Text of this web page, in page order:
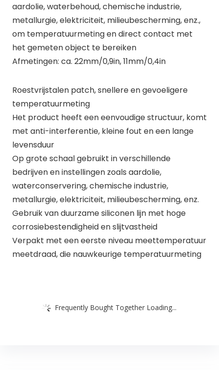
aardolie, waterbehoud, chemische industrie,
metallurgie, elektriciteit, milieubescherming, enz.,
om temperatuurmeting en direct contact met
het gemeten object te bereiken
Afmetingen: ca. 22mm/0,9in, 11mm/0,4in
Roestvrijstalen patch, snellere en gevoeligere
temperatuurmeting
Het product heeft een eenvoudige structuur, komt
met anti-interferentie, kleine fout en een lange
levensduur
Op grote schaal gebruikt in verschillende
bedrijven en instellingen zoals aardolie,
waterconservering, chemische industrie,
metallurgie, elektriciteit, milieubescherming, enz.
Gebruik van duurzame siliconen lijn met hoge
corrosiebestendigheid en slijtvastheid
Verpakt met een eerste niveau meettemperatuur
meetdraad, die nauwkeurige temperatuurmeting
Frequently Bought Together Loading...